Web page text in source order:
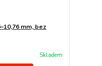
mm, bez
Skladem